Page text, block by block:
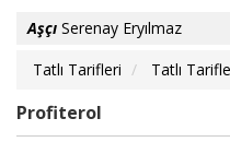
Aşçı Serenay Eryılmaz
Tatlı Tarifleri
Tatlı
Profiterol